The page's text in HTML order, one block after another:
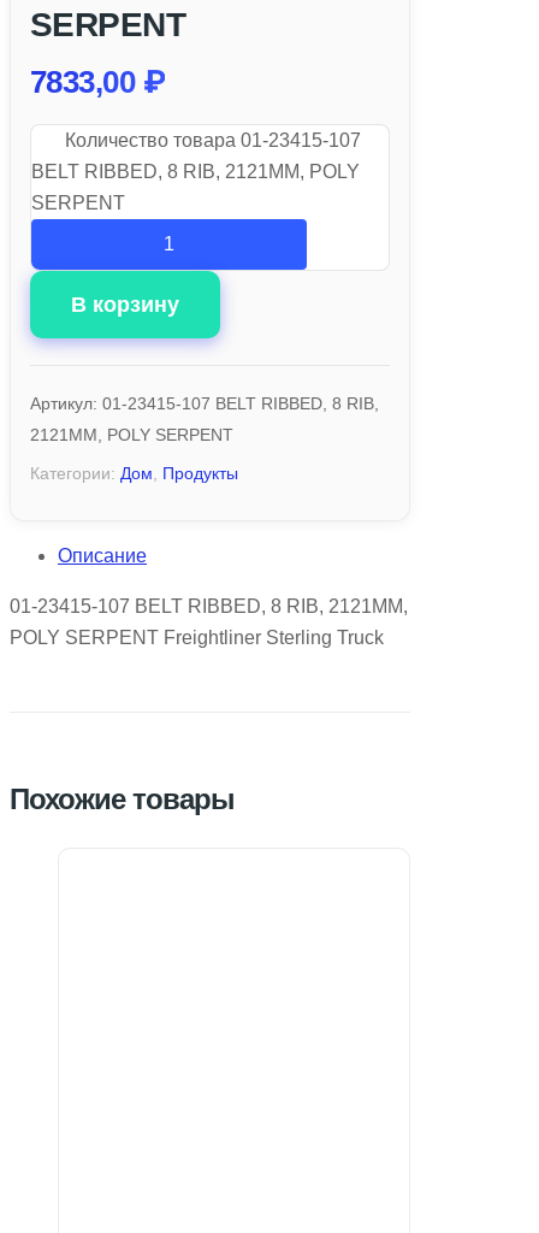
SERPENT
7833,00 ₽
Количество товара 01-23415-107
BELT RIBBED, 8 RIB, 2121MM, POLY
SERPENT
В корзину
Артикул: 01-23415-107 BELT RIBBED, 8 RIB,
2121MM, POLY SERPENT
Категории: Дом Продукты
Описание
01-23415-107 BELT RIBBED, 8 RIB, 2121MM,
POLY SERPENT Freightliner Sterling Truck
Похожие товары